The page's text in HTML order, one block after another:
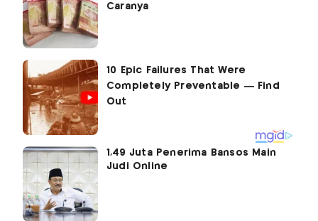
Caranya
1,49 Juta Penerima Bansos Main
Judi Online